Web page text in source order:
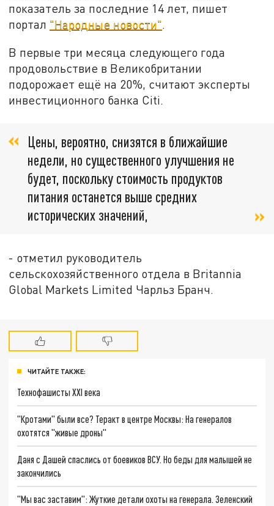
показатель за последние 14 лет, пишет
портал "Народные новости".
В первые три месяца следующего года
продовольствие в Великобритании
подорожает ещё на 20%, считают эксперты
инвестиционного банка Citi.
Цены, вероятно, снизятся в ближайшие
недели, но существенного улучшения не
будет, поскольку стоимость продуктов
питания останется выше средних
исторических значений,
- отметил руководитель
сельскохозяйственного отдела в Britannia
Global Markets Limited Чарльз Бранч.
ЧИТАЙТЕ ТАКЖЕ:
Технофашисты XXI века
"Кротами" были все? Теракт в центре Москвы: На генералов
охотятся "живые дроны"
Даня с Дашей спаслись от боевиков ВСУ. Но беды для малышей не
закончились
"Мы вас заставим": Жуткие детали охоты на генерала. Зеленский